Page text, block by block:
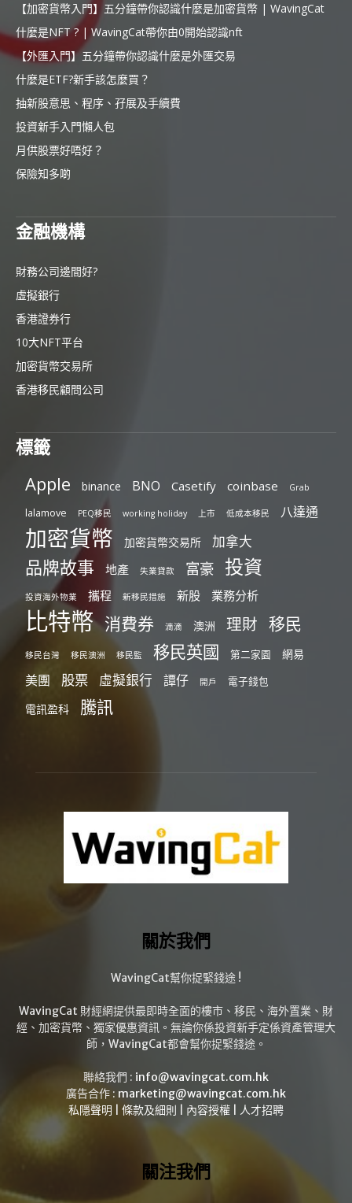
【加密貨幣入門】五分鐘帶你認識什麼是加密貨幣 | WavingCat
什麼是NFT ? | WavingCat帶你由0開始認識nft
【外匯入門】五分鐘帶你認識什麼是外匯交易
什麼是ETF?新手該怎麼買？
抽新股意思、程序、孖展及手續費
投資新手入門懶人包
月供股票好唔好？
保險知多啲
金融機構
財務公司邊間好?
虛擬銀行
香港證券行
10大NFT平台
加密貨幣交易所
香港移民顧問公司
標籤
Apple binance BNO Casetify coinbase Grab
lalamove PEQ移民 working holiday 上市 低成本移民 八達通
加密貨幣 加密貨幣交易所 加拿大
品牌故事 地產 失業貸款 富豪 投資
投資海外物業 攜程 新移民措施 新股 業務分析
比特幣 消費券 滴滴 澳洲 理財 移民
移民台灣 移民澳洲 移民監 移民英國 第二家園 網易
美團 股票 虛擬銀行 譚仔 開戶 電子錢包
電訊盈科 騰訊
關於我們
WavingCat幫你捉緊錢途 !
WavingCat 財經網提供最即時全面的樓市、移民、海外置業、財
經、加密貨幣、獨家優惠資訊。無論你係投資新手定係資產管理大
師，WavingCat都會幫你捉緊錢途。
聯絡我們 : info@wavingcat.com.hk
廣告合作 : marketing@wavingcat.com.hk
私隱聲明
條款及細則 內容授權 人才招聘
關注我們